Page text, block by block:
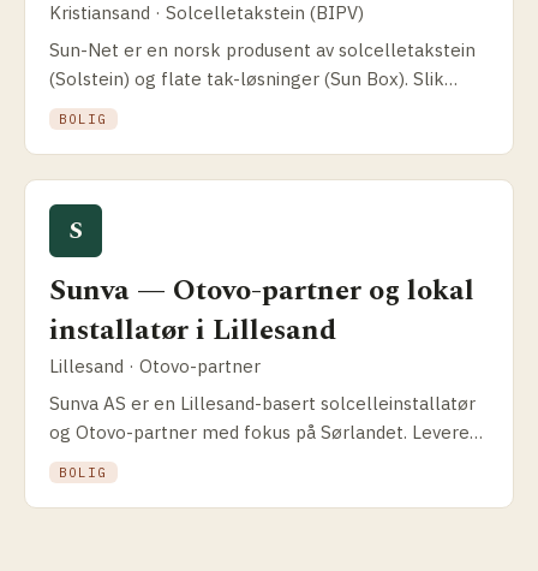
Kristiansand · Solcelletakstein (BIPV)
Sun-Net er en norsk produsent av solcelletakstein
(Solstein) og flate tak-løsninger (Sun Box). Slik
fungerer norsk-produsert BIPV og hvem passer det
for.
BOLIG
S
Sunva — Otovo-partner og lokal
installatør i Lillesand
Lillesand · Otovo-partner
Sunva AS er en Lillesand-basert solcelle­installatør
og Otovo-partner med fokus på Sørlandet. Leverer
både on-grid og off-grid for privat, bedrift og
jordbruk.
BOLIG